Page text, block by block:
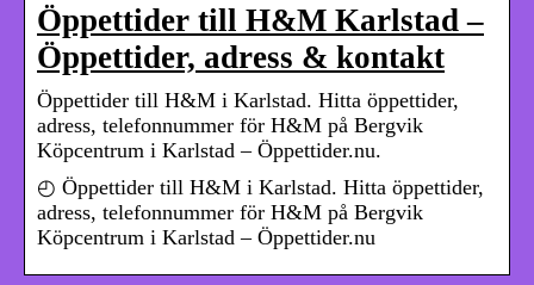
Öppettider till H&M Karlstad –
Öppettider, adress & kontakt
Öppettider till H&M i Karlstad. Hitta öppettider,
adress, telefonnummer för H&M på Bergvik
Köpcentrum i Karlstad – Öppettider.nu.
◴ Öppettider till H&M i Karlstad. Hitta öppettider,
adress, telefonnummer för H&M på Bergvik
Köpcentrum i Karlstad – Öppettider.nu